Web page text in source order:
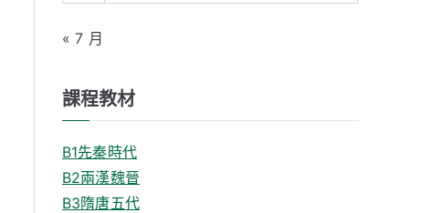
« 7 月
課程教材
B1先秦時代
B2兩漢魏晉
B3隋唐五代